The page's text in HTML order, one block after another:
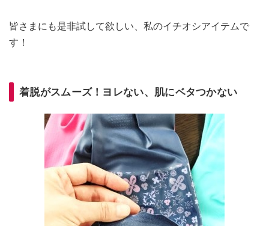
皆さまにも是非試して欲しい、私のイチオシアイテムで
す！
着脱がスムーズ！ヨレない、肌にベタつかない